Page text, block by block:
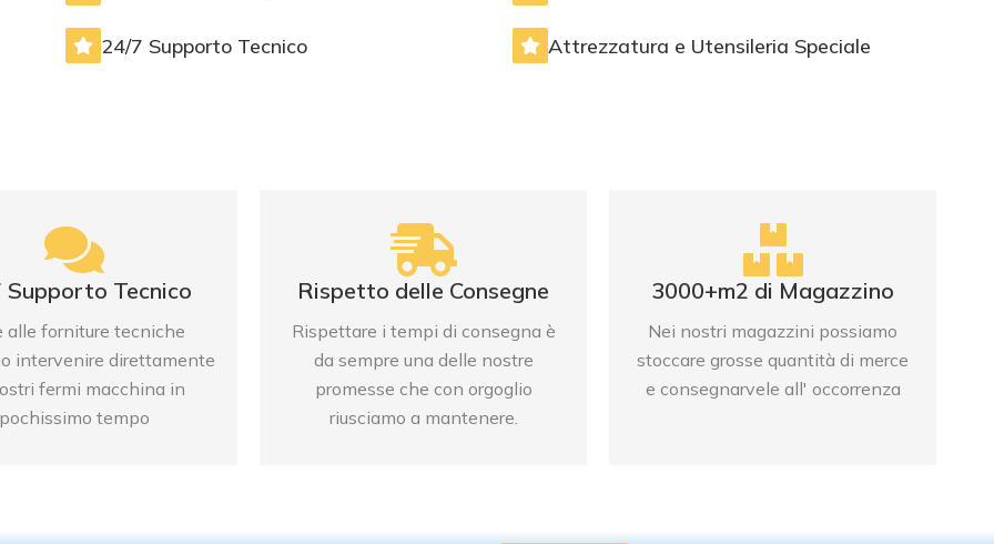
allevamenti e aziende agricole.
SCOPRI
VEDI PRODOTTI
24/7 Supporto Tecnico Attrezzatura e Utensileria Speciale
Supporto Tecnico
alle forniture tecniche
intervenire direttamente
fermi macchina in
tempo
Rispetto delle Consegne
Rispettare i tempi di consegna è
da sempre una delle nostre
promesse che con orgoglio
riusciamo a mantenere.
3000+m2 di Magazzino
Nei nostri magazzini possiamo
stoccare grosse quantità di merce
e consegnarvele all' occorrenza